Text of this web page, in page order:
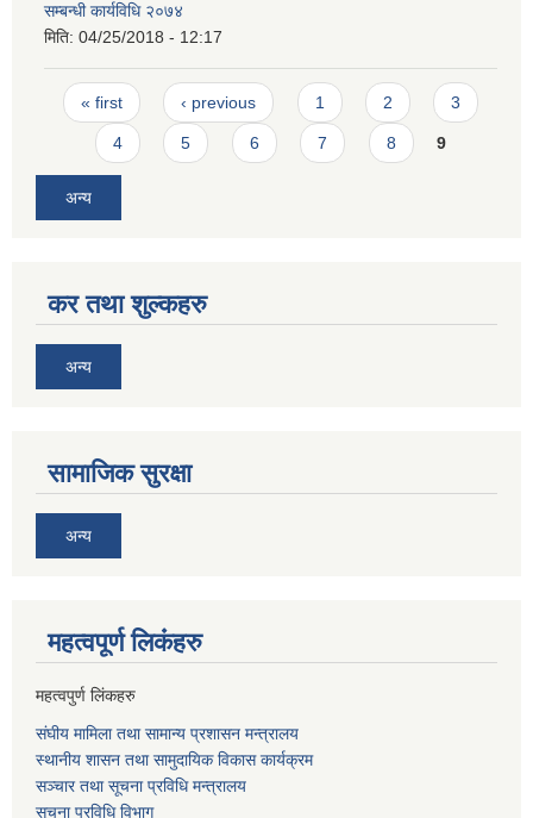
सम्बन्धी कार्यविधि २०७४
मिति: 04/25/2018 - 12:17
Pages
« first ‹ previous 1 2 3
4 5 6 7 8 9
अन्य
कर तथा शुल्कहरु
अन्य
सामाजिक सुरक्षा
अन्य
महत्वपूर्ण लि‌कंंहरु
महत्वपुर्ण लिंकहरु
संघीय मामिला तथा सामान्य प्रशासन मन्त्रालय
स्थानीय शासन तथा सामुदायिक विकास कार्यक्रम
सञ्चार तथा सूचना प्रविधि मन्त्रालय
सूचना प्रविधि विभाग